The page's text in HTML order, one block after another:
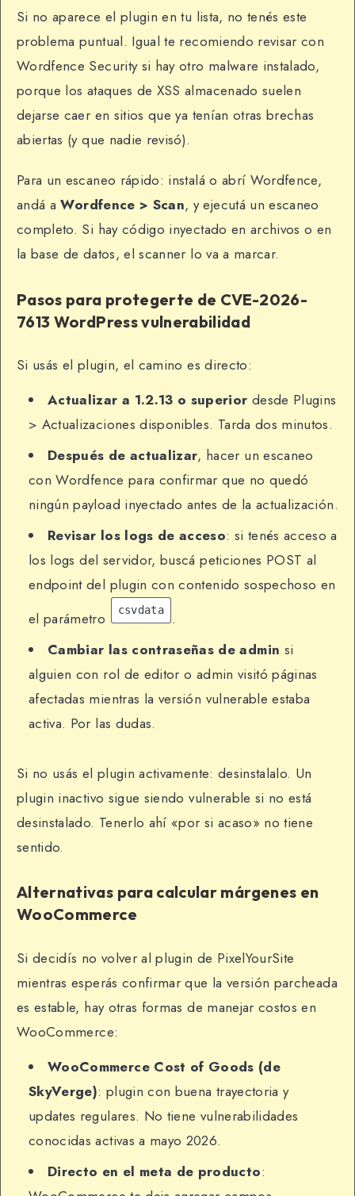
Si no aparece el plugin en tu lista, no tenés este
problema puntual. Igual te recomiendo revisar con
Wordfence Security si hay otro malware instalado,
porque los ataques de XSS almacenado suelen
dejarse caer en sitios que ya tenían otras brechas
abiertas (y que nadie revisó).
Para un escaneo rápido: instalá o abrí Wordfence,
andá aWordfence > Scan, y ejecutá un escaneo
completo. Si hay código inyectado en archivos o en
la base de datos, el scanner lo va a marcar.
Pasos para protegerte de CVE-2026-
7613 WordPress vulnerabilidad
Si usás el plugin, el camino es directo:
Actualizar a 1.2.13 o superior desde Plugins
> Actualizaciones disponibles. Tarda dos minutos.
Después de actualizar, hacer un escaneo
con Wordfence para confirmar que no quedó
ningún payload inyectado antes de la actualización.
Revisar los logs de acceso: si tenés acceso a
los logs del servidor, buscá peticiones POST al
endpoint del plugin con contenido sospechoso en
el parámetro
csvdata
.
Cambiar las contraseñas de admin si
alguien con rol de editor o admin visitó páginas
afectadas mientras la versión vulnerable estaba
activa. Por las dudas.
Si no usás el plugin activamente: desinstalalo. Un
plugin inactivo sigue siendo vulnerable si no está
desinstalado. Tenerlo ahí «por si acaso» no tiene
sentido.
Alternativas para calcular márgenes en
WooCommerce
Si decidís no volver al plugin de PixelYourSite
mientras esperás confirmar que la versión parcheada
es estable, hay otras formas de manejar costos en
WooCommerce:
WooCommerce Cost of Goods (de
SkyVerge): plugin con buena trayectoria y
updates regulares. No tiene vulnerabilidades
conocidas activas a mayo 2026.
Directo en el meta de producto: